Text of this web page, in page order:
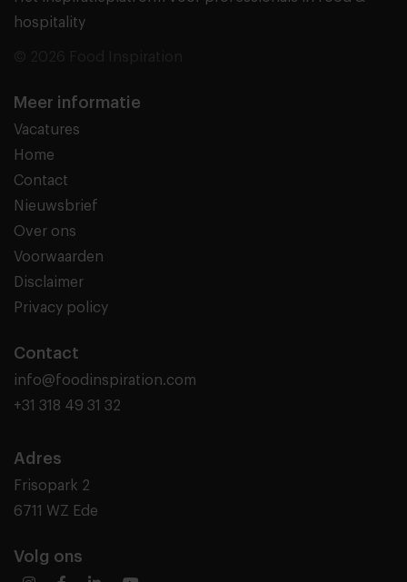
hospitality
Meer informatie
Vacatures
Home
Contact
Nieuwsbrief
Over ons
Voorwaarden
Disclaimer
Privacy policy
Contact
info@foodinspiration.com
+31 318 49 31 32
Adres
Frisopark 2
6711 WZ Ede
Volg ons